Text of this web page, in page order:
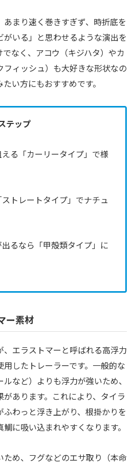
まり速く巻きすぎず、時折底を
いる」と思わせるような演出を
なく、アコウ（キジハタ）やカ
ィッシュ）も大好きな形状なの
い方にもおすすめです。
テップ
る「カーリータイプ」で様
トレートタイプ」でナチュ
るなら「甲殻類タイプ」に
ー素材
エラストマーと呼ばれる高浮力
したトレーラーです。一般的な
など）よりも浮力が強いため、
あります。これにより、タイラ
わっと浮き上がり、根掛かりを
に吸い込まれやすくなります。
ため、フグなどのエサ取り（本命